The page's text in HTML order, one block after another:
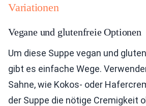
Variationen
Vegane und glutenfreie Optionen
Um diese Suppe vegan und
gibt es einfache Wege.
Sahne, wie Kokos- oder
der Suppe die nötige Cremigkeit